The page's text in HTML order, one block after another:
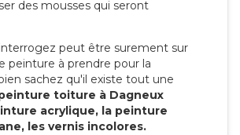
des mousses qui seront
peut être surement sur
peinture à prendre pour la
sachez qu'il existe tout une
toiture à Dagneux
acrylique, la peinture
les vernis incolores.